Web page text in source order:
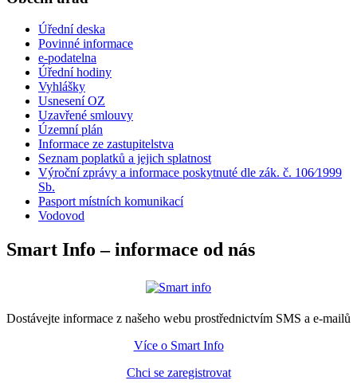
Úřední deska
Povinné informace
e-podatelna
Úřední hodiny
Vyhlášky
Usnesení OZ
Uzavřené smlouvy
Územní plán
Informace ze zastupitelstva
Seznam poplatků a jejich splatnost
Výroční zprávy a informace poskytnuté dle zák. č. 106⁄1999
Sb.
Pasport místních komunikací
Vodovod
Smart Info – informace od nás
Dostávejte informace z našeho webu prostřednictvím SMS a e-mailů
Více o Smart Info
Chci se zaregistrovat